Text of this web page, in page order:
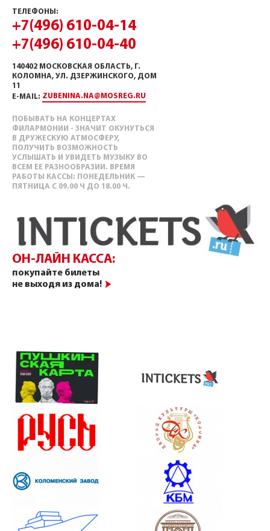
ТЕЛЕФОНЫ:
+7(496) 610-04-14
+7(496) 610-04-40
140402 МОСКОВСКАЯ ОБЛАСТЬ, Г.
КОЛОМНА, УЛ. ДЗЕРЖИНСКОГО, ДОМ
11
E-MAIL: ZUBENINA.NA@MOSREG.RU
ПОБЫВАТЬ НА КОНЦЕРТАХ
ФИЛАРМОНИИ - ЗНАЧИТ ОКУНУТЬСЯ
В ДРУЖЕСКУЮ АТМОСФЕРУ,
ПОЛУЧИТЬ ВОЗМОЖНОСТЬ
УСЛЫШАТЬ И УВИДЕТЬ МУЗЫКУ ВО
ВСЕМ ЕЕ РАЗНООБРАЗИИ. ВРЕМЯ
РАБОТЫ КАССЫ: ПОНЕДЕЛЬНИК —
ПЯТНИЦА С 09.00 Ч ДО 18.00 Ч.
ОН-ЛАЙН КАССА:
покупайте билеты
не выходя из дома!